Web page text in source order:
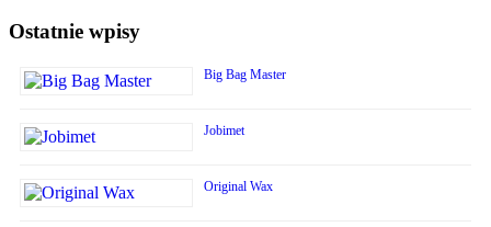
Ostatnie wpisy
Big Bag Master
Jobimet
Original Wax